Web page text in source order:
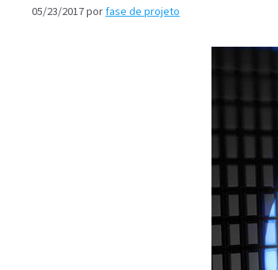
05/23/2017porfase de projeto